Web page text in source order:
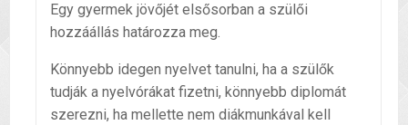
Egy gyermek jövőjét elsősorban a szülői
hozzáállás határozza meg.
Könnyebb idegen nyelvet tanulni, ha a szülők
tudják a nyelvórákat fizetni, könnyebb diplomát
szerezni, ha mellette nem diákmunkával kell